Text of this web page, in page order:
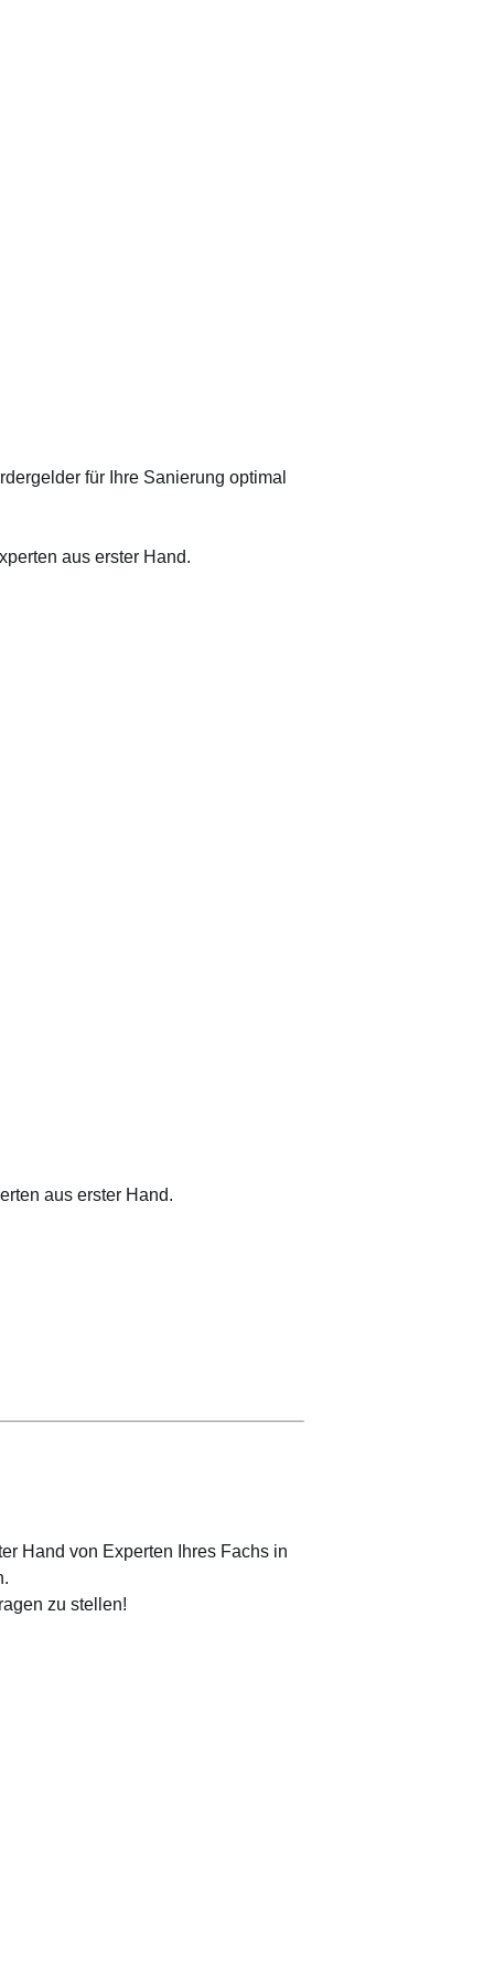
für Ihre Sanierung optimal
aus erster Hand.
Hand von Experten Ihres Fachs in
zu stellen!